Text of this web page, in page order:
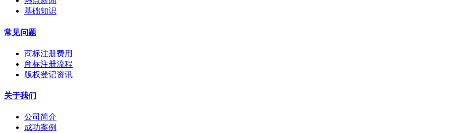
基础知识
常见问题
商标注册费用
商标注册流程
版权登记资讯
关于我们
公司简介
成功案例